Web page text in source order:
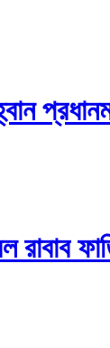
রাবাব